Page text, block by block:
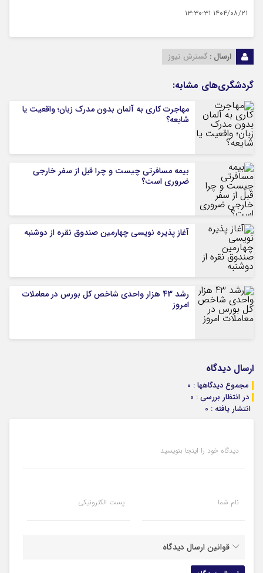
۱۴۰۴/۰۸/۲۱ ۱۳:۳۰:۳۱
ارسال : گسترش نیوز
گردشگری‌های مشابه:
مهاجرت کاری به آلمان بدون مدرک زبان؛ واقعیت یا
شایعه؟
بیمه مسافرتی چیست و چرا قبل از سفر خارجی
ضروری است؟
آغاز پذیره نویسی چهارمین صندوق نقره از دوشنبه
رشد 43 هزار واحدی شاخص کل بورس در معاملات
امروز
ارسال دیدگاه
مجموع دیدگاهها : 0
در انتظار بررسی : 0
انتشار یافته : 0
دیدگاه خود را اینجا بنویسید
نام شما پست الکترونیکی
قوانین ارسال دیدگاه